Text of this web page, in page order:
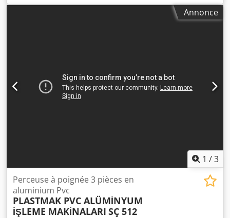
table env. : 450 x 150 mm Crsdpszl Ewpefx Ai Tef Poids
estimé env. : 600 kg Dimensions (L x P x H env.) : 1 x 0,6 x
Annonce
1 /3
Perceuse à poignée 3 pièces en
aluminium Pvc
PLASTMAK PVC ALÜMİNYUM
İŞLEME MAKİNALARI SÇ 512